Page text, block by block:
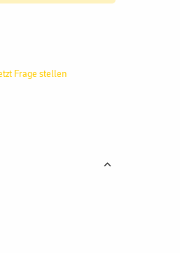
Frage stellen